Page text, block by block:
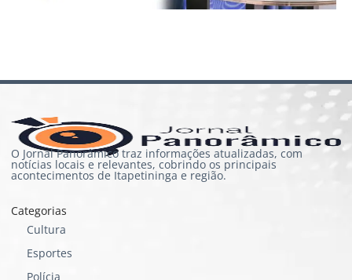
O Jornal Panorâmico traz informações atualizadas, com
notícias locais e relevantes, cobrindo os principais
acontecimentos de Itapetininga e região.
Categorias
Cultura
Esportes
Polícia